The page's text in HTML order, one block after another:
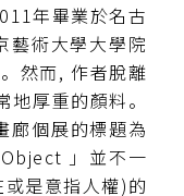
年畢業於名古
藝術大學大學院
然而, 作者脫離
厚重的顏料。
廊個展的標題為
」並不一
是意指人權)的